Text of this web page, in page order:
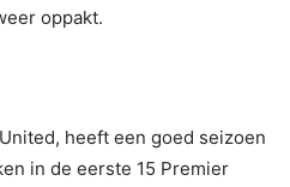
oppakt.
heeft een goed seizoen
in de eerste 15 Premier